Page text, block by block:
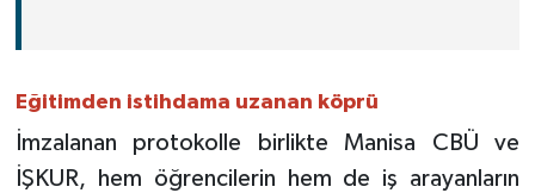
Eğitimden istihdama uzanan köprü
İmzalanan protokolle birlikte Manisa CBÜ ve
İŞKUR, hem öğrencilerin hem de iş arayanların